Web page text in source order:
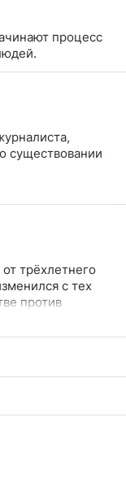
процесс
существовании
трёхлетнего
с тех
против